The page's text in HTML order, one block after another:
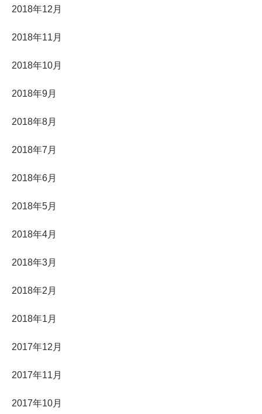
2018年12月
2018年11月
2018年10月
2018年9月
2018年8月
2018年7月
2018年6月
2018年5月
2018年4月
2018年3月
2018年2月
2018年1月
2017年12月
2017年11月
2017年10月